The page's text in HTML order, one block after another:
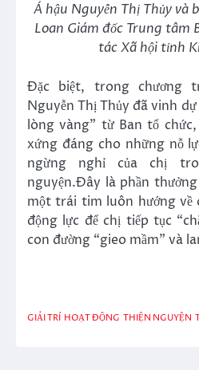
Á hậu Nguyễn Thị Thủy và
Loan Giám đốc Trung tâm
tác Xã hội tỉnh
Đặc biệt, trong chương
Nguyễn Thị Thủy đã vinh
lòng vàng” từ Ban tổ
xứng đáng cho những nỗ
ngừng nghỉ của chị
nguyện.Đây là phần
một trái tim luôn hướng về
động lực để chị tiếp tục
con đường “gieo mầm” và
GIẢI TRÍ HOẠT ĐỘNG THIỆN NGUYỆN